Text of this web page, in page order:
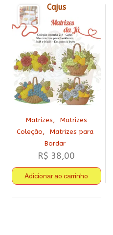
Cajus
Matrizes,
Matrizes
Coleção,
Matrizes para
Bordar
R$ 38,00
Adicionar ao carrinho